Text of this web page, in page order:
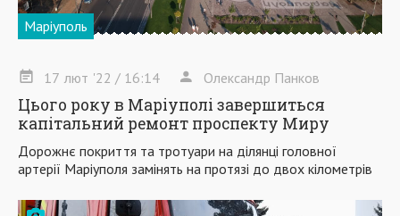
Маріуполь
17 лют '22 / 16:14 Олександр Панков
Цього року в Маріуполі завершиться
капітальний ремонт проспекту Миру
Дорожнє покриття та тротуари на ділянці головної
артерії Маріуполя замінять на протязі до двох кілометрів